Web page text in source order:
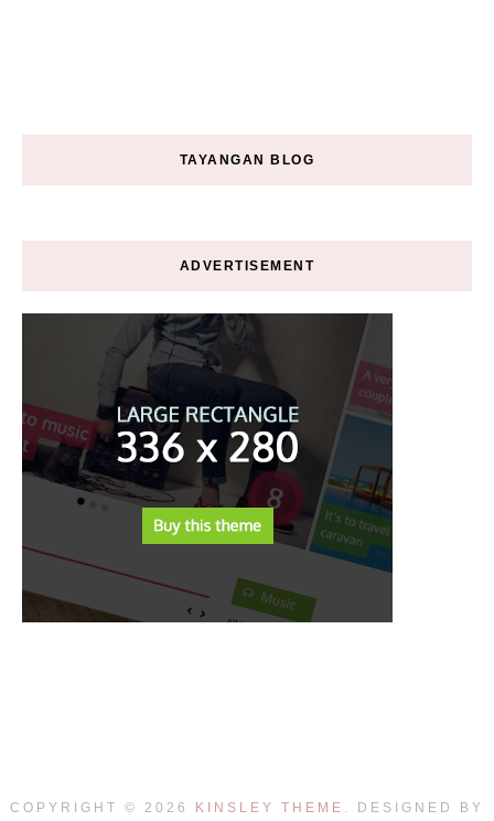
TAYANGAN BLOG
ADVERTISEMENT
COPYRIGHT © 2026 KINSLEY THEME . DESIGNED BY